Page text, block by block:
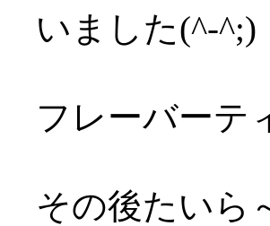
いました(^-^;)
フレーバーテ
その後たいら